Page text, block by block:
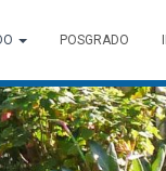
POSGRADO